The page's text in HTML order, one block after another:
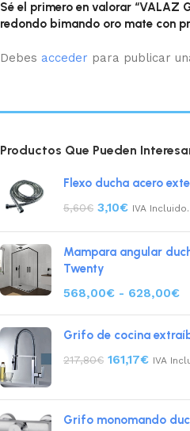
Sé el primero en valorar
redondo bimando oro mate con
Debes acceder para publicar
Productos Que Pueden
Flexo ducha acero
5,60€ 3,10€ IVA Incluido.
Mampara angular
Twenty
568,00€ - 628,00€
Grifo de cocina
217,80€ 161,17€ IVA
Grifo monomando